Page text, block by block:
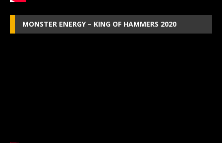
MONSTER ENERGY – KING OF HAMMERS 2020